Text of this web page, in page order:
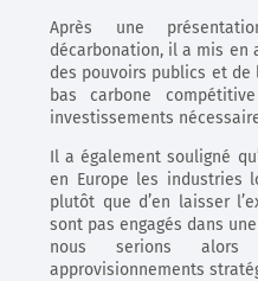
Après une
décarbonation, il a mis en
des pouvoirs publics et de
bas carbone
investissements
Il a également souligné
en Europe les industries
plutôt que d’en laisser
sont pas engagés dans
nous serions alors
approvisionnements